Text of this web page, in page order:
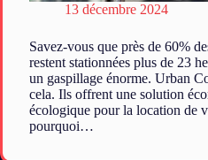
13 décembre 2024
Savez-vous que près de 60%
restent stationnées plus de 23
un gaspillage énorme. Urban
cela. Ils offrent une solution
écologique pour la location de
pourquoi…